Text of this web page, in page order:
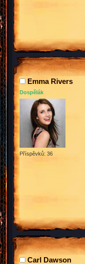
Emma Rivers
Dospělák
Příspěvků: 36
Carl Dawson